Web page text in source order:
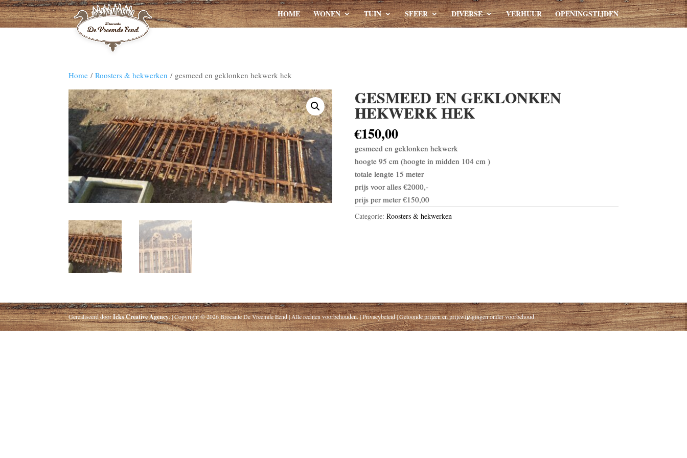
HOME WONEN TUIN SFEER DIVERSE VERHUUR OPENINGSTIJDEN
Home /Roosters & hekwerken / gesmeed en geklonken hekwerk hek
GESMEED EN GEKLONKEN
HEKWERK HEK
€150,00
gesmeed en geklonken hekwerk
hoogte 95 cm (hoogte in midden 104 cm )
totale lengte 15 meter
prijs voor alles €2000,-
prijs per meter €150,00
Categorie: Roosters & hekwerken
Gerealiseerd doorIcks Creative Agency. | Copyright © 2026 Brocante De Vreemde Eend | Alle rechten voorbehouden. | Privacybeleid | Getoonde prijzen en prijswijzigingen onder voorbehoud.